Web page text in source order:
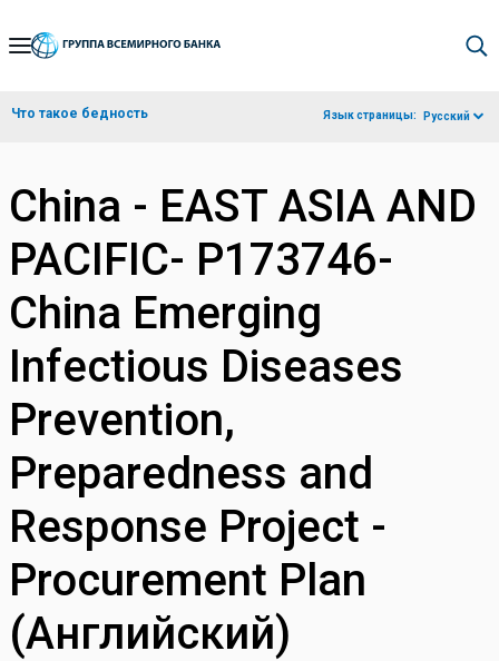
Skip
Navigation
Что такое бедность Язык страницы: Русский
China - EAST ASIA AND
PACIFIC- P173746-
China Emerging
Infectious Diseases
Prevention,
Preparedness and
Response Project -
Procurement Plan
(Английский)